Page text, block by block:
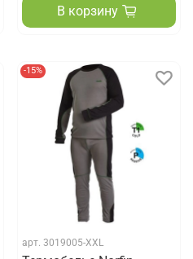
В корзину
-15%
арт. 3019005-XXL